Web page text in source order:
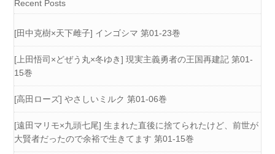
Recent Posts
[田中克樹×天下雌子] インゴシマ 第01-23巻
[上田悟司×どぜう丸×冬ゆき] 現実主義勇者の王国再建記 第01-
15巻
[高田ローズ] やさしいミルク 第01-06巻
[遠田マリモ×九頭七尾] 生まれた直後に捨てられたけど、前世が
大賢者だったので余裕で生きてます 第01-15巻